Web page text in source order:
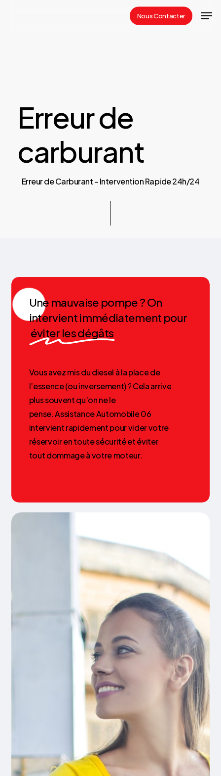
Nous Contacter
Erreurde
carburant
Erreur de Carburant – Intervention Rapide 24h/24
Une mauvaise pompe ? On
intervient immédiatement pour
éviter les dégâts
Vousavezmisdudiesel àlaplacede
l’essence(ouinversement)?Celaarrive
plussouventqu’onnele
pense. AssistanceAutomobile06
intervientrapidementpourvidervotre
réservoirentoutesécuritéetéviter
toutdommageàvotremoteur.